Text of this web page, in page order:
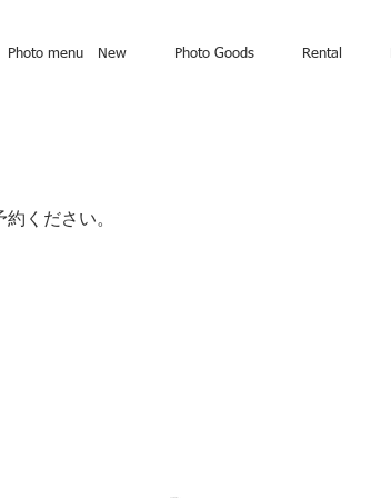
Photo menu New Photo Goods Rental
ください。